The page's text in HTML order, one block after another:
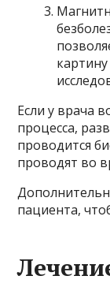
Если у врача
процесса,
проводится
проводят во
пациента,